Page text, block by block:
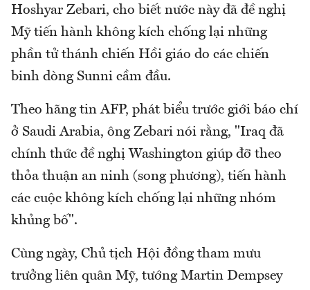
Hoshyar Zebari, cho biết nước này đã đề nghị
Mỹ tiến hành không kích chống lại những
phần tử thánh chiến Hồi giáo do các chiến
binh dòng Sunni cầm đầu.
Theo hãng tin AFP, phát biểu trước giới báo chí
ở Saudi Arabia, ông Zebari nói rằng, "Iraq đã
chính thức đề nghị Washington giúp đỡ theo
thỏa thuận an ninh (song phương), tiến hành
các cuộc không kích chống lại những nhóm
khủng bố".
Cùng ngày, Chủ tịch Hội đồng tham mưu
trưởng liên quân Mỹ, tướng Martin Dempsey